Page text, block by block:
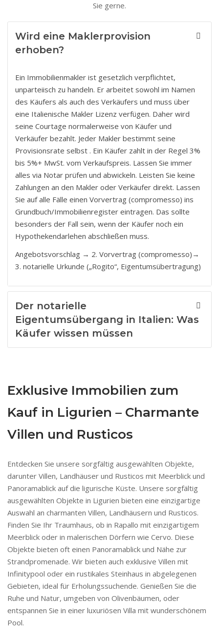
Sie gerne.
Wird eine Maklerprovision
erhoben?
Ein Immobilienmakler ist gesetzlich verpflichtet,
unparteiisch zu handeln. Er arbeitet sowohl im Namen
des Käufers als auch des Verkäufers und muss über
eine Italienische Makler Lizenz verfügen. Daher wird
seine Courtage normalerweise von Käufer und
Verkäufer bezahlt. Jeder Makler bestimmt seine
Provisionsrate selbst . Ein Käufer zahlt in der Regel 3%
bis 5%+ MwSt. vom Verkaufspreis. Lassen Sie immer
alles via Notar prüfen und abwickeln. Leisten Sie keine
Zahlungen an den Makler oder Verkäufer direkt. Lassen
Sie auf alle Fälle einen Vorvertrag (compromesso) ins
Grundbuch/Immobilienregister eintragen. Das sollte
besonders der Fall sein, wenn der Käufer noch ein
Hypothekendarlehen abschließen muss.
Angebotsvorschlag → 2. Vorvertrag (compromesso)→
3. notarielle Urkunde („Rogito“, Eigentumsübertragung)
Der notarielle
Eigentumsübergang in Italien: Was
Käufer wissen müssen
Exklusive Immobilien zum
Kauf in Ligurien – Charmante
Villen und Rusticos
Entdecken Sie unsere sorgfältig ausgewählten Objekte,
darunter Villen, Landhäuser und Rusticos mit Meerblick und
Panoramablick auf die ligurische Küste. Unsere sorgfältig
ausgewählten Objekte in Ligurien bieten eine einzigartige
Auswahl an charmanten Villen, Landhäusern und Rusticos.
Finden Sie Ihr Traumhaus, ob in Rapallo mit einzigartigem
Meerblick oder in malerischen Dörfern wie Cervo. Diese
Objekte bieten oft einen Panoramablick und Nähe zur
Strandpromenade. Wir bieten auch exklusive Villen mit
Infinitypool oder ein rustikales Steinhaus in abgelegenen
Gebieten, ideal für Erholungssuchende. Genießen Sie die
Ruhe und Natur, umgeben von Olivenbäumen, oder
entspannen Sie in einer luxuriösen Villa mit wunderschönem
Pool.